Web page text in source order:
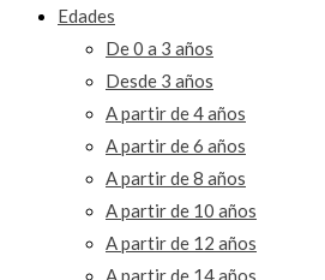
Edades
De 0 a 3 años
Desde 3 años
A partir de 4 años
A partir de 6 años
A partir de 8 años
A partir de 10 años
A partir de 12 años
A partir de 14 años